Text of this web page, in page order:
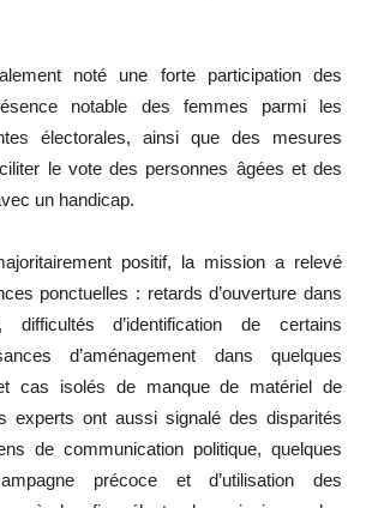
noté une forte participation des
notable des femmes parmi les
électorales, ainsi que des mesures
le vote des personnes âgées et des
un handicap.
positif, la mission a relevé
ponctuelles : retards d’ouverture dans
difficultés d’identification de certains
d’aménagement dans quelques
cas isolés de manque de matériel de
experts ont aussi signalé des disparités
de communication politique, quelques
précoce et d’utilisation des